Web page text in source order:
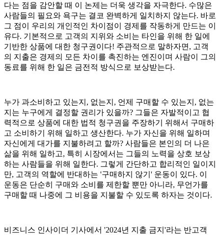
다는 점을 감안할 때 이 논제는 더욱 생각을 자극한다. 수많은
사람들의 필요와 욕구는 결코 완벽하게 일치하지 않는다. 바로
그 점이 우리의 개인적인 차이점이 경제를 작동하게 만드는 이
유다. 기본적으로 고객의 지위와 소비는 타인을 위해 한 일에
기반한 상품에 대한 청구권이다! 주관적으로 말하자면, 고객
의 지출은 경제의 모든 차이를 촉진하는 엔진이며 사람이 그의
동료를 위해 한 일은 금전적 방식으로 보상받는다.
누가 과소비하고 있는지, 없는지, 언제 구매할 수 있는지, 없는
지는 누구에게 결정할 권리가 있을까? 그들은 자발적이고 협
력적으로 상품에 대한 법적 청구권을 주장하기 위해서 구매하
고 소비하기 위해 일하고 생산한다. 누가 자신을 위해 일하며
자신에게 대가를 지불하려고 할까? 사람들은 본인의 더 나은
삶을 위해 일하고, 특히 시장에서는 그들의 노력을 상호 보상
하는 사람들을 위해 일한다. 그렇게 간단하고 합리적인 일이지
만, 고객의 역할에 반대하는 '구매하지 않기' 운동이 있다. 이
운동은 단순히 구매와 소비를 제한할 뿐만 아니라, 무언가를
구매할 때 나중에 그 비용을 지불할 수 있도록 하자는 것이다.
비즈니스 인사이더 기사에서 '2024년 지출 금지'라는 반고객